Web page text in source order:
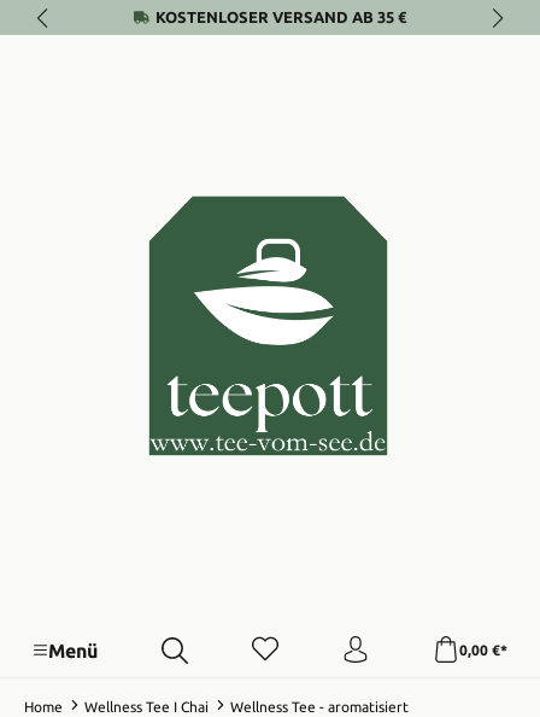
Zum Hauptinhalt springenKOSTENLOSER VERSAND AB 35 €
Menü 0,00 €*
Home Wellness Tee I Chai Wellness Tee - aromatisiert